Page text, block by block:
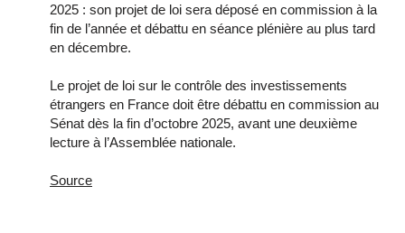
2025 : son projet de loi sera déposé en commission à la
fin de l’année et débattu en séance plénière au plus tard
en décembre.
Le projet de loi sur le contrôle des investissements
étrangers en France doit être débattu en commission au
Sénat dès la fin d’octobre 2025, avant une deuxième
lecture à l’Assemblée nationale.
Source